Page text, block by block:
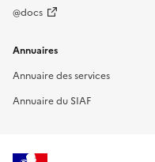
@docs
Annuaires
Annuaire des services
Annuaire du SIAF